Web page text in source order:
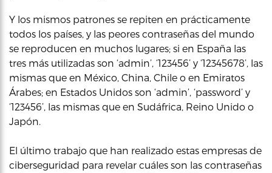
Y los mismos patrones se repiten en prácticamente
todos los países, y las peores contraseñas del mundo
se reproducen en muchos lugares; si en España las
tres más utilizadas son ‘admin’, ‘123456’ y ‘12345678’, las
mismas que en México, China, Chile o en Emiratos
Árabes; en Estados Unidos son ‘admin’, ‘password’ y
‘123456’, las mismas que en Sudáfrica, Reino Unido o
Japón.
El último trabajo que han realizado estas empresas de
ciberseguridad para revelar cuáles son las contraseñas